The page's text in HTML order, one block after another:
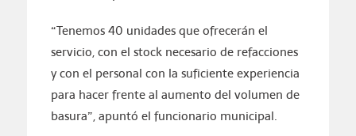
“Tenemos 40 unidades que ofrecerán el
servicio, con el stock necesario de refacciones
y con el personal con la suficiente experiencia
para hacer frente al aumento del volumen de
basura”, apuntó el funcionario municipal.